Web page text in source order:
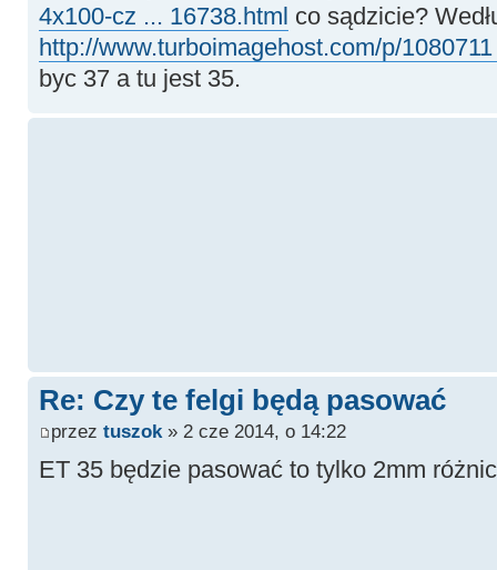
4x100-cz ... 16738.html co sądzicie?
http://www.turboimagehost.com/p/
byc 37 a tu jest 35.
Re: Czy te felgi będą pasować
przez tuszok» 2 cze 2014, o 14:22
ET 35 będzie pasować to tylko 2mm